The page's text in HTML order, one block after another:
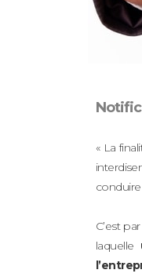
« La
C’est
laquelle